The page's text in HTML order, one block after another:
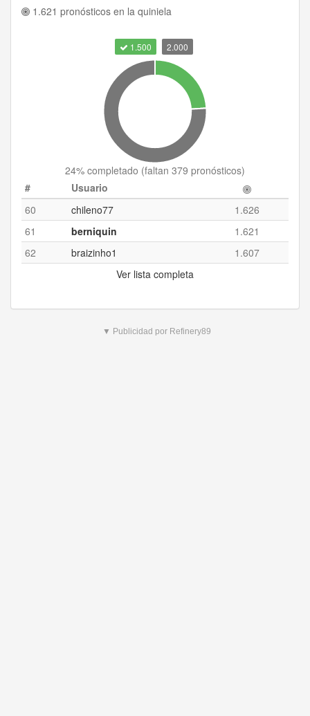
1.621 pronósticos en la quiniela
1.500 2.000
24% completado (faltan 379 pronósticos)
#
Usuario
60
chileno77
1.626
61
berniquin
1.621
62
braizinho1
1.607
Ver lista completa
▼ Publicidad por Refinery89